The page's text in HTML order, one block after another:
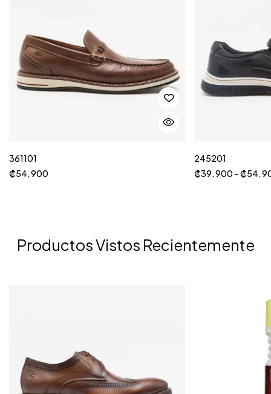
361101
₡54, 900
245201
₡39, 900 –₡54,
Productos Vistos Recientemente